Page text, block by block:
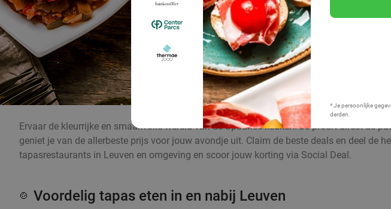
* Je persoonlijke
derden.
Ervaar de kleurrijke en smaakvolle wereld van de Spaanse keuken. Je proeft direct de
geniet je van de allerbeste prijs voor jouw avondje uit. Claim de beste deals en deel de
tapasrestaurants in Leuven en omgeving en scoor jouw korting via Social Deal.
🍲 Voordelig tapas eten in en nabij Leuven